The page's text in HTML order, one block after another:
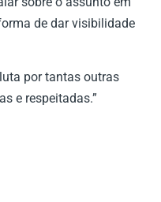
de dar visibilidade
por tantas outras
e respeitadas.”